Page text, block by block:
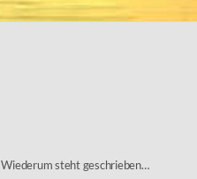
Wiederum steht geschrieben…